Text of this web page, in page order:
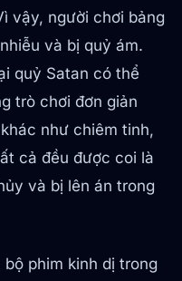
vậy, người chơi bảng
và bị quỷ ám.
quỷ Satan có thể
trò chơi đơn giản
như chiêm tinh,
cả đều được coi là
và bị lên án trong
phim kinh dị trong